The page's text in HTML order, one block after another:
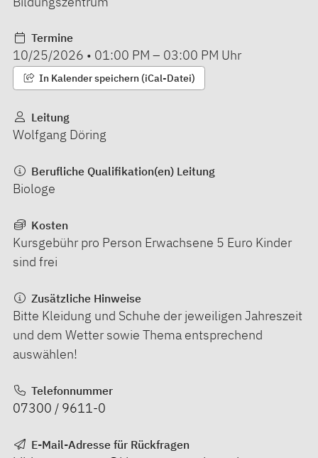
Termine
10/25/2026 • 01:00 PM – 03:00 PM Uhr
In Kalender speichern (iCal-Datei)
Leitung
Wolfgang Döring
Berufliche Qualifikation(en) Leitung
Biologe
Kosten
Kursgebühr pro Person Erwachsene 5 Euro Kinder
sind frei
Zusätzliche Hinweise
Bitte Kleidung und Schuhe der jeweiligen Jahreszeit
und dem Wetter sowie Thema entsprechend
auswählen!
Telefonnummer
07300 / 9611-0
E-Mail-Adresse für Rückfragen